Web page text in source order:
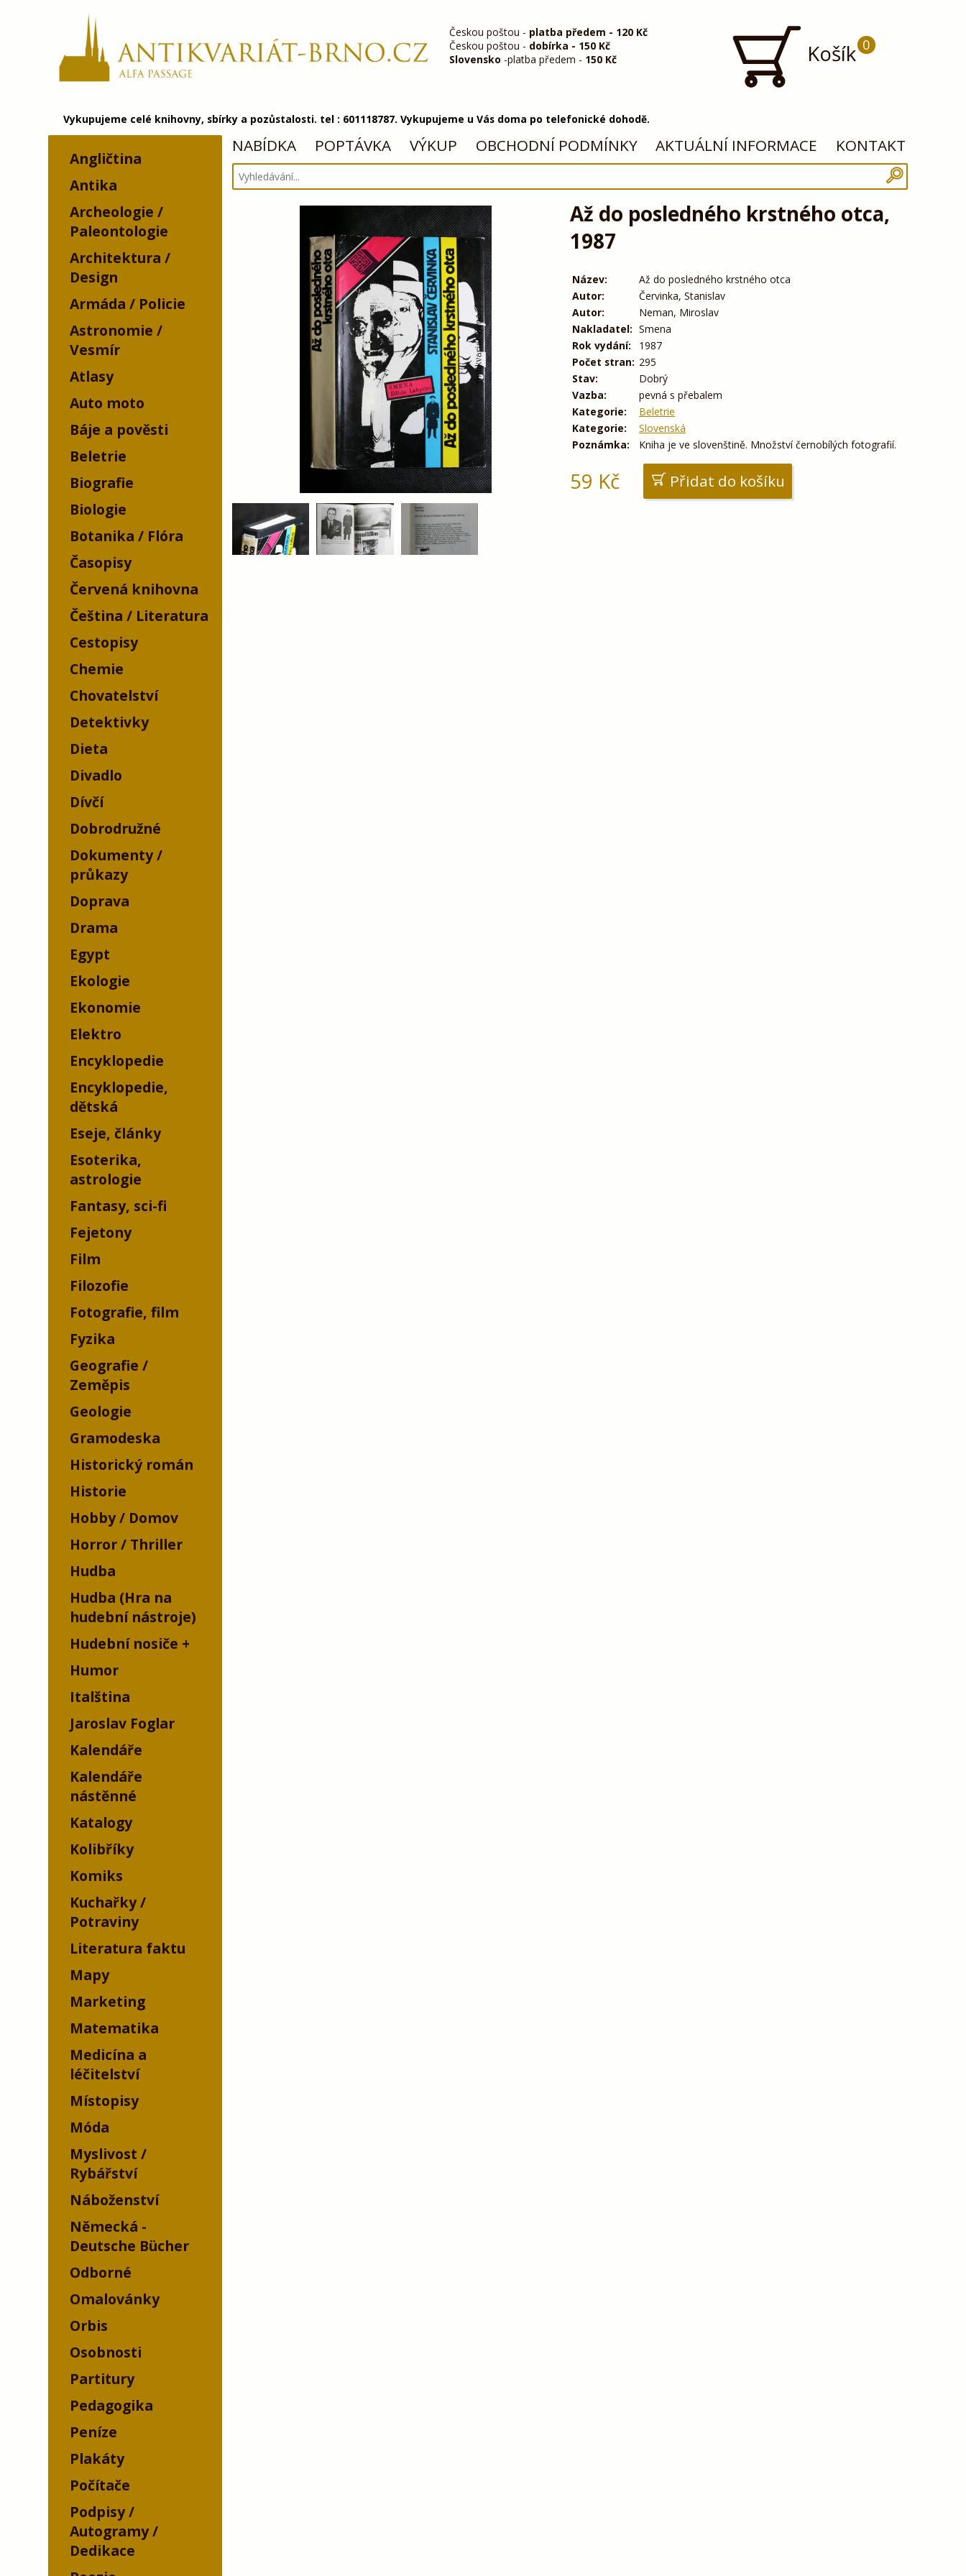
Českou poštou - platba předem - 120 Kč
Českou poštou - dobírka - 150 Kč
Slovensko -platba předem - 150 Kč Košík 0
Vykupujeme celé knihovny, sbírky a pozůstalosti. tel : 601118787. Vykupujeme u Vás doma po telefonické dohodě.
Angličtina
Antika
Archeologie /
Paleontologie
Architektura /
Design
Armáda / Policie
Astronomie /
Vesmír
Atlasy
Auto moto
Báje a pověsti
Beletrie
Biografie
Biologie
Botanika / Flóra
Časopisy
Červená knihovna
Čeština / Literatura
Cestopisy
Chemie
Chovatelství
Detektivky
Dieta
Divadlo
Dívčí
Dobrodružné
Dokumenty /
průkazy
Doprava
Drama
Egypt
Ekologie
Ekonomie
Elektro
Encyklopedie
Encyklopedie,
dětská
Eseje, články
Esoterika,
astrologie
Fantasy, sci-fi
Fejetony
Film
Filozofie
Fotografie, film
Fyzika
Geografie /
Zeměpis
Geologie
Gramodeska
Historický román
Historie
Hobby / Domov
Horror / Thriller
Hudba
Hudba (Hra na
hudební nástroje)
Hudební nosiče
Humor
Italština
Jaroslav Foglar
Kalendáře
Kalendáře
nástěnné
Katalogy
Kolibříky
Komiks
Kuchařky /
Potraviny
Literatura faktu
Mapy
Marketing
Matematika
Medicína a
léčitelství
Místopisy
Móda
Myslivost /
Rybářství
Náboženství
Německá -
Deutsche Bücher
Odborné
Omalovánky
Orbis
Osobnosti
Partitury
Pedagogika
Peníze
Plakáty
Počítače
Podpisy /
Autogramy /
Dedikace
NABÍDKA POPTÁVKA VÝKUP OBCHODNÍ PODMÍNKY AKTUÁLNÍ INFORMACE KONTAKT
Až do posledného krstného otca,
1987
Název:
Až do posledného krstného otca
Autor:
Červinka, Stanislav
Autor:
Neman, Miroslav
Nakladatel: Smena
Rok vydání:
1987
Počet stran: 295
Stav:
Dobrý
Vazba:
pevná s přebalem
Kategorie:
Beletrie
Kategorie:
Slovenská
Poznámka:
Kniha je ve slovenštině. Množství černobílých fotografií.
59 Kč Přidat do košíku